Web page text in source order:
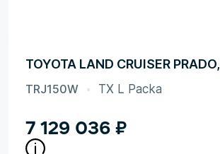
TOYOTA LAND CRUISER
TRJ150W TX L Packa
7 129 036 ₽